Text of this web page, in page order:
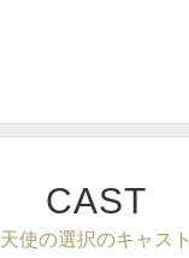
CAST
天使の選択のキャスト